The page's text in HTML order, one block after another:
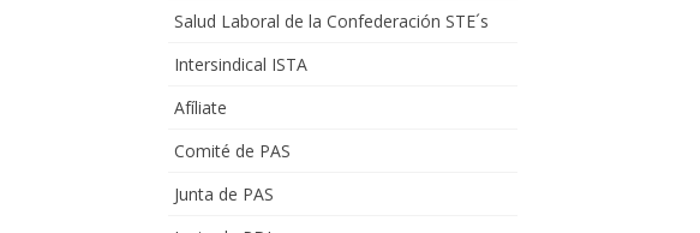
Salud Laboral de la Confederación STE´s
Intersindical ISTA
Afíliate
Comité de PAS
Junta de PAS